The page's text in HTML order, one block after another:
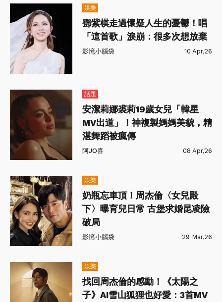
娛樂
鄧紫棋走過懷疑人生的憂鬱！唱
「這首歌」淚崩：很多次想放棄
影憶小腦袋 10 Apr,26
話題
安潔莉娜裘莉19歲女兒「韓星
MV出道」！神複製媽媽美貌，精
湛舞蹈被瘋傳
阿JO喜 08 Apr,26
娛樂
奶瓶忘車頂！周杰倫〈女兒殿
下〉曝育兒日常 古堡求婚昆凌險
破局
影憶小腦袋 29 Mar,26
娛樂
找回周杰倫的感動！《太陽之
子》AI雪山狐狸也好愛：3首MV